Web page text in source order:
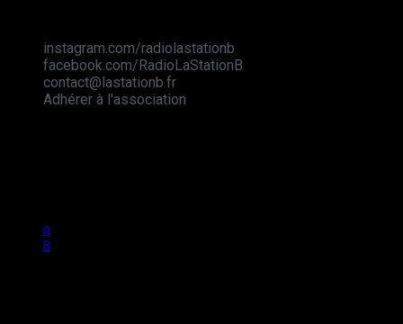
instagram.com/radiolastationb
facebook.com/RadioLaStationB
contact@lastationb.fr
Adhérer à l'association